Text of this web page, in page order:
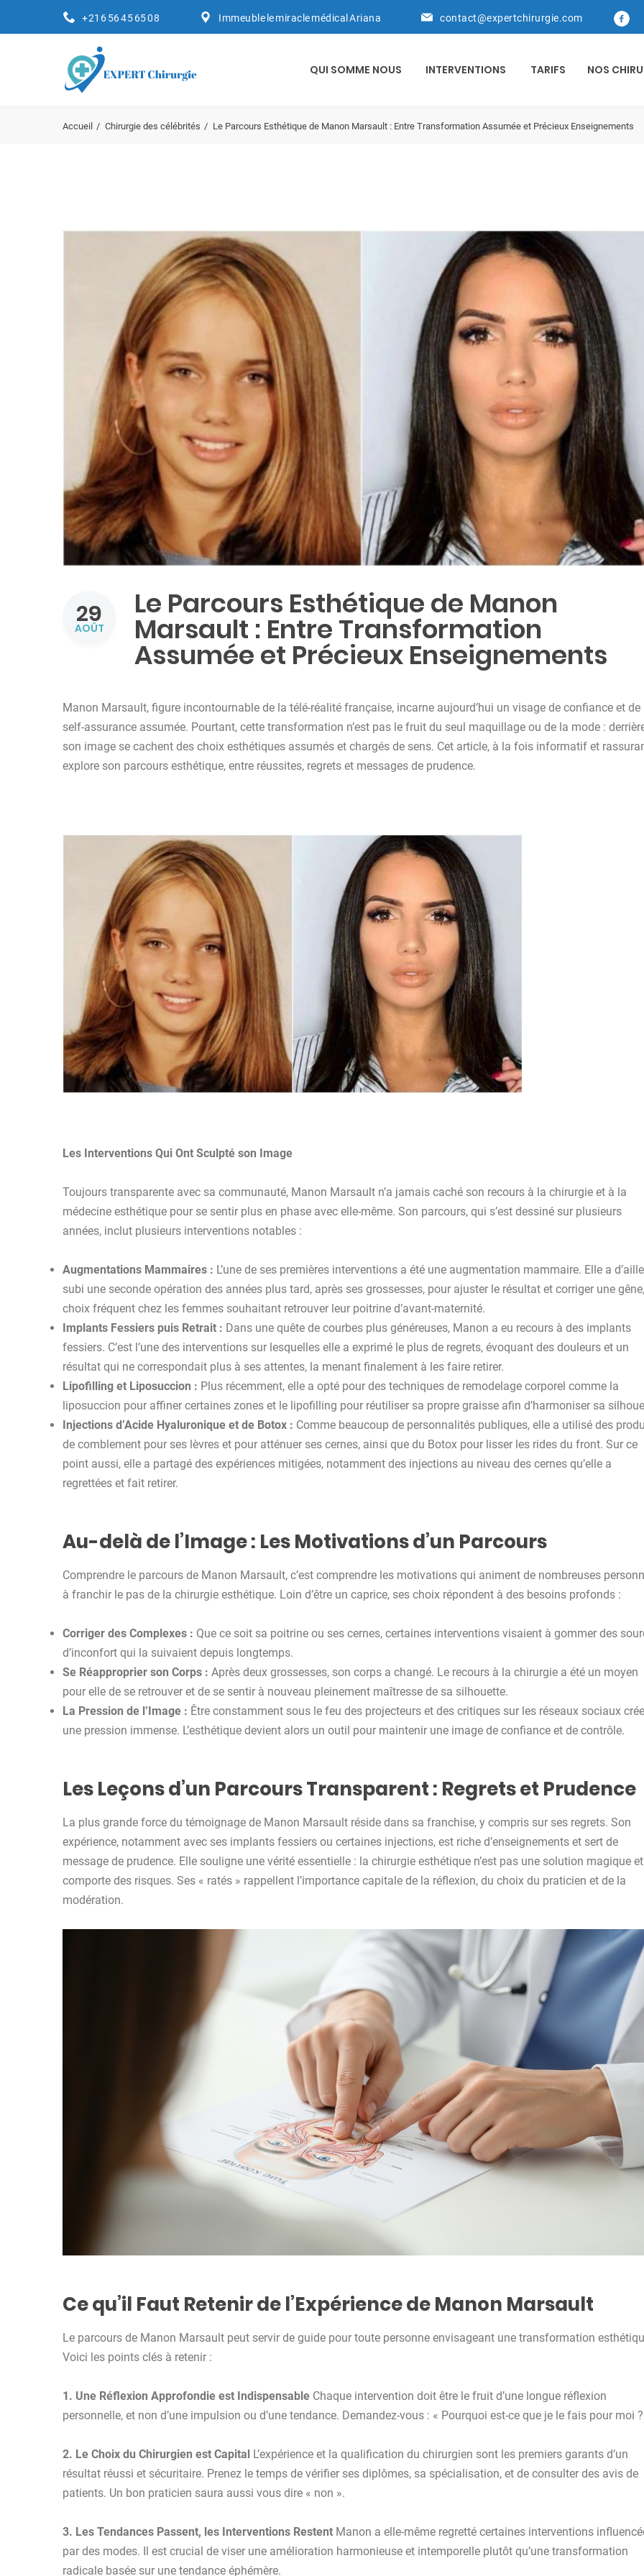
+216 56 45 65 08 Immeuble le miracle médical Ariana contact@expertchirurgie.com
QUI SOMME NOUS INTERVENTIONS TARIFS NOS
Accueil Chirurgie des célébrités Le Parcours Esthétique de Manon Marsault : Entre Transformation Assumée et Précieux Enseignements
29
AOÛT
Le Parcours Esthétique de Manon
Marsault : Entre Transformation
Assumée et Précieux Enseignements
Manon Marsault, figure incontournable de la télé-réalité française, incarne aujourd’hui un visage de confiance et de
self-assurance assumée. Pourtant, cette transformation n’est pas le fruit du seul maquillage ou de la mode :
son image se cachent des choix esthétiques assumés et chargés de sens. Cet article, à la fois informatif et
explore son parcours esthétique, entre réussites, regrets et messages de prudence.
Les Interventions Qui Ont Sculpté son Image
Toujours transparente avec sa communauté, Manon Marsault n’a jamais caché son recours à la chirurgie et à la
médecine esthétique pour se sentir plus en phase avec elle-même. Son parcours, qui s’est dessiné sur plusieurs
années, inclut plusieurs interventions notables :
Augmentations Mammaires : L’une de ses premières interventions a été une augmentation mammaire. Elle a
subi une seconde opération des années plus tard, après ses grossesses, pour ajuster le résultat et corriger une
choix fréquent chez les femmes souhaitant retrouver leur poitrine d’avant-maternité.
Implants Fessiers puis Retrait : Dans une quête de courbes plus généreuses, Manon a eu recours à des implants
fessiers. C’est l’une des interventions sur lesquelles elle a exprimé le plus de regrets, évoquant des douleurs et un
résultat qui ne correspondait plus à ses attentes, la menant finalement à les faire retirer.
Lipofilling et Liposuccion : Plus récemment, elle a opté pour des techniques de remodelage corporel comme la
liposuccion pour affiner certaines zones et le lipofilling pour réutiliser sa propre graisse afin d’harmoniser sa
Injections d’Acide Hyaluronique et de Botox : Comme beaucoup de personnalités publiques, elle a utilisé des
de comblement pour ses lèvres et pour atténuer ses cernes, ainsi que du Botox pour lisser les rides du front. Sur ce
point aussi, elle a partagé des expériences mitigées, notamment des injections au niveau des cernes qu’elle a
regrettées et fait retirer.
Au-delà de l’Image : Les Motivations d’un Parcours
Comprendre le parcours de Manon Marsault, c’est comprendre les motivations qui animent de nombreuses
à franchir le pas de la chirurgie esthétique. Loin d’être un caprice, ses choix répondent à des besoins profonds :
Corriger des Complexes : Que ce soit sa poitrine ou ses cernes, certaines interventions visaient à gommer des
d’inconfort qui la suivaient depuis longtemps.
Se Réapproprier son Corps : Après deux grossesses, son corps a changé. Le recours à la chirurgie a été un moyen
pour elle de se retrouver et de se sentir à nouveau pleinement maîtresse de sa silhouette.
La Pression de l’Image : Être constamment sous le feu des projecteurs et des critiques sur les réseaux sociaux crée
une pression immense. L’esthétique devient alors un outil pour maintenir une image de confiance et de contrôle.
Les Leçons d’un Parcours Transparent : Regrets et Prudence
La plus grande force du témoignage de Manon Marsault réside dans sa franchise, y compris sur ses regrets. Son
expérience, notamment avec ses implants fessiers ou certaines injections, est riche d’enseignements et sert de
message de prudence. Elle souligne une vérité essentielle : la chirurgie esthétique n’est pas une solution magique et
comporte des risques. Ses « ratés » rappellent l’importance capitale de la réflexion, du choix du praticien et de la
modération.
Ce qu’il Faut Retenir de l’Expérience de Manon Marsault
Le parcours de Manon Marsault peut servir de guide pour toute personne envisageant une transformation
Voici les points clés à retenir :
1. Une Réflexion Approfondie est Indispensable Chaque intervention doit être le fruit d’une longue réflexion
personnelle, et non d’une impulsion ou d’une tendance. Demandez-vous : « Pourquoi est-ce que je le fais pour moi
2. Le Choix du Chirurgien est Capital L’expérience et la qualification du chirurgien sont les premiers garants d’un
résultat réussi et sécuritaire. Prenez le temps de vérifier ses diplômes, sa spécialisation, et de consulter des avis de
patients. Un bon praticien saura aussi vous dire « non ».
3. Les Tendances Passent, les Interventions Restent Manon a elle-même regretté certaines interventions
par des modes. Il est crucial de viser une amélioration harmonieuse et intemporelle plutôt qu’une transformation
radicale basée sur une tendance éphémère.